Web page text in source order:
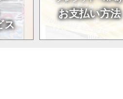
ス
お支払い方法